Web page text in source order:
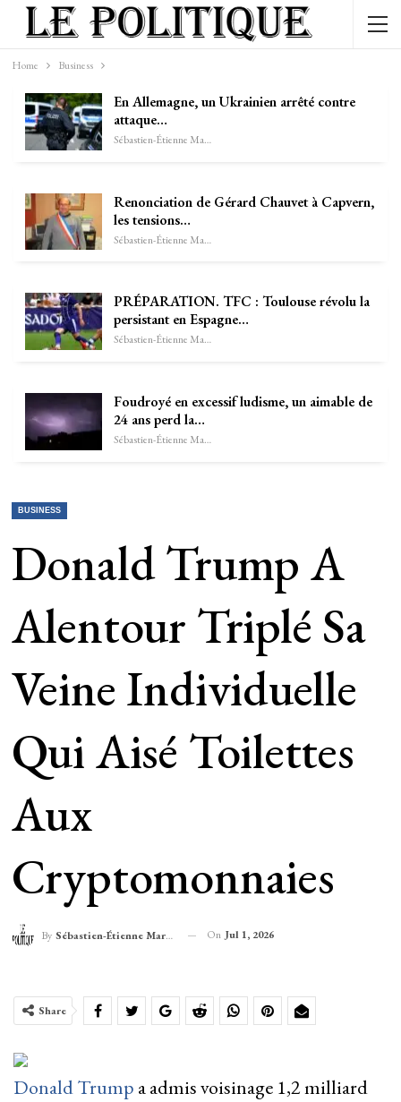
Home Business
En Allemagne, un Ukrainien arrêté contre
attaque…
Sébastien-Étienne Marechal
Renonciation de Gérard Chauvet à Capvern,
les tensions…
Sébastien-Étienne Marechal
PRÉPARATION. TFC : Toulouse révolu la
persistant en Espagne…
Sébastien-Étienne Marechal
Foudroyé en excessif ludisme, un aimable de
24 ans perd la…
Sébastien-Étienne Marechal
BUSINESS
Donald Trump A
Alentour Triplé Sa
Veine Individuelle
Qui Aisé Toilettes
Aux
Cryptomonnaies
By Sébastien-Étienne Marechal On Jul 1, 2026
Share
Donald Trump a admis voisinage 1,2 milliard